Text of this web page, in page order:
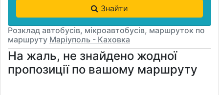
Знайти
Розклад автобусів, мікроавтобусів, маршруток по
маршруту Маріуполь - Каховка
На жаль, не знайдено жодної
пропозиції по вашому маршруту